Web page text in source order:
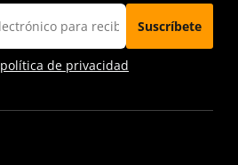
política de privacidad